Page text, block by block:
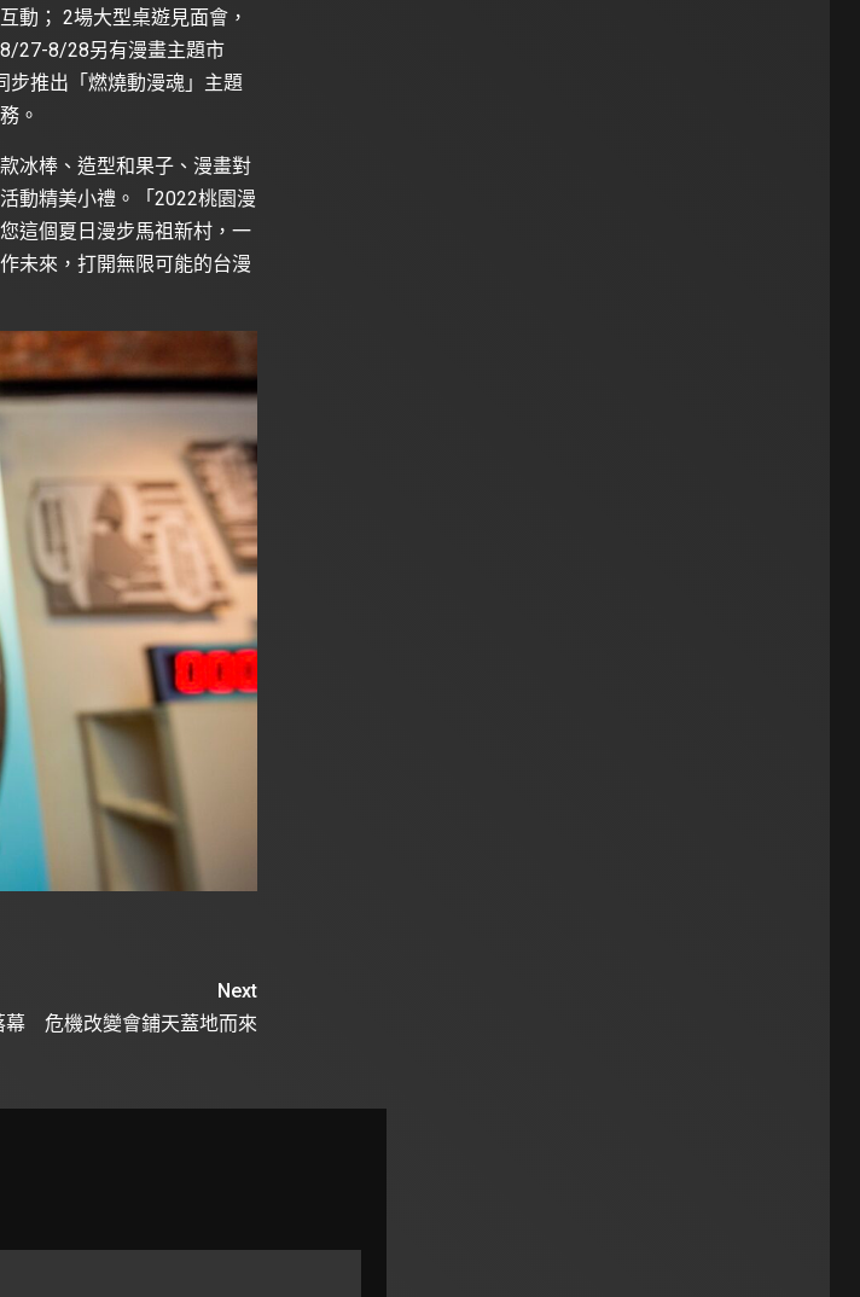
動； 2場大型桌遊見面會，
27-8/28另有漫畫主題市
步推出「燃燒動漫魂」主題
。
冰棒、造型和果子、漫畫對
動精美小禮。「2022桃園漫
這個夏日漫步馬祖新村，一
未來，打開無限可能的台漫
Next
幕 危機改變會鋪天蓋地而來